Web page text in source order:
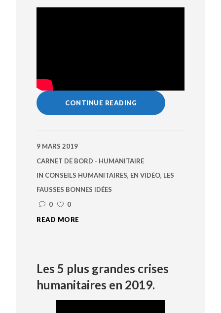
CONTINUE READING
9 MARS 2019
CARNET DE BORD - HUMANITAIRE
IN CONSEILS HUMANITAIRES, EN VIDÉO, LES
FAUSSES BONNES IDÉES
0
0
READ MORE
Les 5 plus grandes crises
humanitaires en 2019.